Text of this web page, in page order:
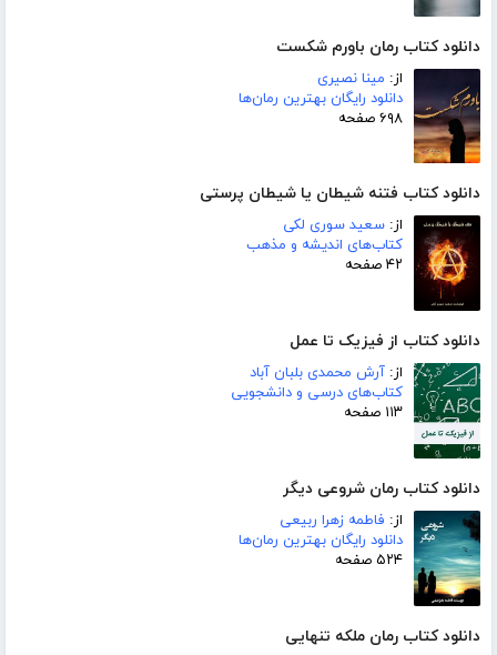
دانلود کتاب رمان باورم شکست
از: مینا نصیری
دانلود رایگان بهترین رمان‌ها
۶۹۸ صفحه
دانلود کتاب فتنه شیطان یا شیطان پرستی
از: سعید سوری لکی
کتاب‌های اندیشه و مذهب
۴۲ صفحه
دانلود کتاب از فیزیک تا عمل
از: آرش محمدی بلبان آباد
کتاب‌های درسی و دانشجویی
۱۱۳ صفحه
دانلود کتاب رمان شروعی دیگر
از: فاطمه زهرا ربیعی
دانلود رایگان بهترین رمان‌ها
۵۲۴ صفحه
دانلود کتاب رمان ملکه تنهایی